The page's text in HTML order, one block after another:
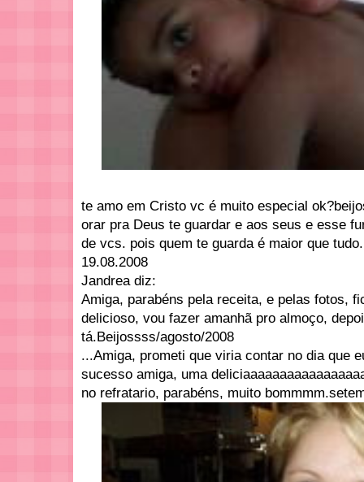
te amo em Cristo vc é muito especial
orar pra Deus te guardar e aos seus e esse
de vcs. pois quem te guarda é maior que
19.08.2008
Jandrea diz:
Amiga, parabéns pela receita, e pelas fotos,
delicioso, vou fazer amanhã pro almoço,
tá.Beijossss/agosto/2008
...Amiga, prometi que viria contar no dia que
sucesso amiga, uma
no refratario, parabéns, muito